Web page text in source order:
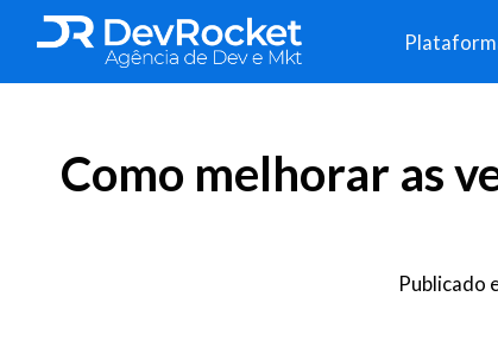
Como melhorar as
Publicado